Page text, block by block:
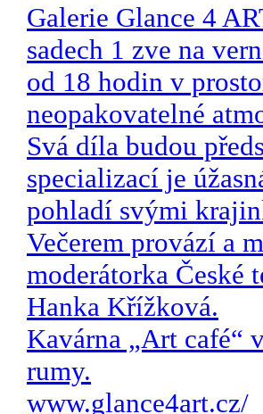
Galerie Glance 4
sadech 1 zve na
od 18 hodin v
neopakovatelné
Svá díla budou
specializací je
pohladí svými
Večerem provází a
moderátorka České
Hanka Křížková.
Kavárna „Art café“
rumy.
www.glance4art.cz/